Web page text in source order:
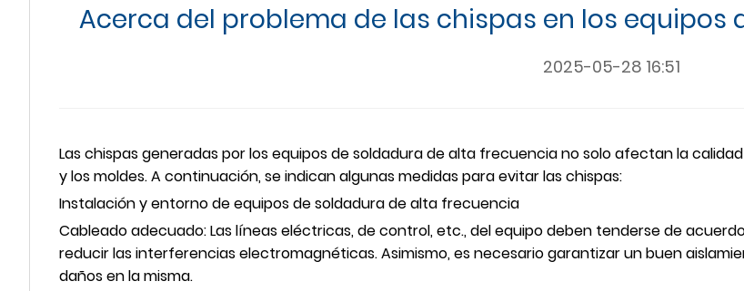
Acerca del problema de las chispas en los
2025-05-28 16:51
Las chispas generadas por los equipos de soldadura de alta frecuencia no solo afectan la
y los moldes. A continuación, se indican algunas medidas para evitar las chispas:
Instalación y entorno de equipos de soldadura de alta frecuencia
Cableado adecuado: Las líneas eléctricas, de control, etc., del equipo deben tenderse de
reducir las interferencias electromagnéticas. Asimismo, es necesario garantizar un buen
daños en la misma.